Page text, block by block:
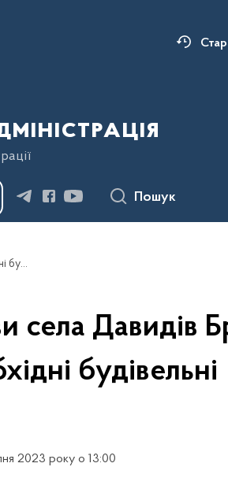
Пошук
«Пліч-о-пліч»: Івано-Франківщина задля відбудови села Давидів Брід Херсонської області щотижня направляє необхідні будівельні матеріали
села Давидів
будівельні
2023 року о 13:00